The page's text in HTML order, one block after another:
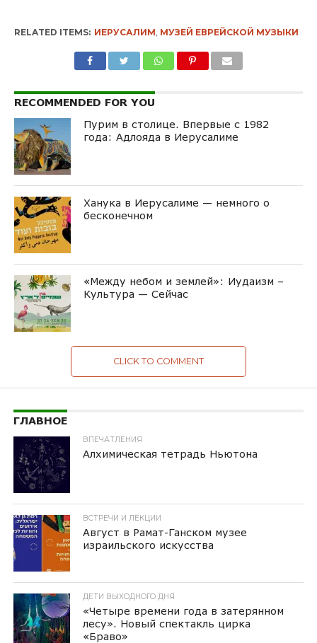
RELATED ITEMS: ИЕРУСАЛИМ МУЗЕЙ ЕВРЕЙСКОЙ МУЗЫКИ
RECOMMENDED FOR YOU
Пурим в столице. Впервые с 1982
года: Адлояда в Иерусалиме
Ханука в Иерусалиме — немного о
бесконечном
«Между небом и землей»: Иудаизм –
Культура — Сейчас
CLICK TO COMMENT
ГЛАВНОЕ
ВПЕЧАТЛЕНИЯ
Алхимическая тетрадь Ньютона
ВСТРЕЧИ И ЛЕКЦИИ
Август в Рамат-Ганском музее
израильского искусства
ДЕТИ ВЫХОДНОГО ДНЯ
«Четыре времени года в затерянном
лесу». Новый спектакль цирка
«Браво»